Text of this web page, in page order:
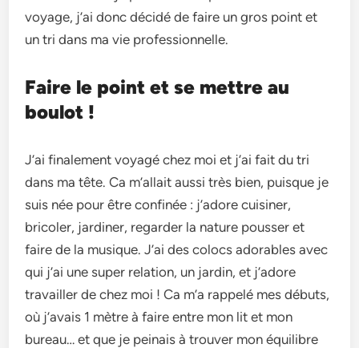
voyage, j’ai donc décidé de faire un gros point et
un tri dans ma vie professionnelle.
Faire le point et se mettre au
boulot !
J’ai finalement voyagé chez moi et j’ai fait du tri
dans ma tête. Ca m’allait aussi très bien, puisque je
suis née pour être confinée : j’adore cuisiner,
bricoler, jardiner, regarder la nature pousser et
faire de la musique. J’ai des colocs adorables avec
qui j’ai une super relation, un jardin, et j’adore
travailler de chez moi ! Ca m’a rappelé mes débuts,
où j’avais 1 mètre à faire entre mon lit et mon
bureau… et que je peinais à trouver mon équilibre